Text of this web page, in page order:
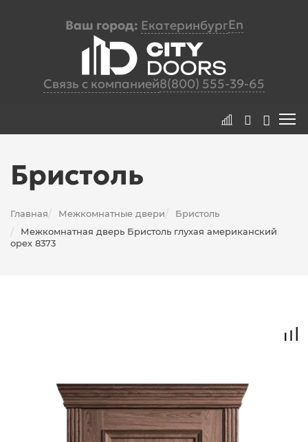
Ваш город: ЕкатеринбургEn
Связь с компанией8(800) 555-39-65
Бристоль
Главная/ Межкомнатные двери/ Бристоль
/
Межкомнатная дверь Бристоль глухая американский
орех 8373